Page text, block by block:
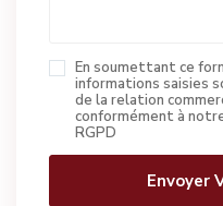
En soumettant ce
informations saisies
de la relation
conformément à
RGPD